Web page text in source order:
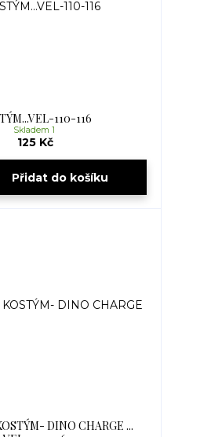
110-116
125 Kč
Skladem 1
Přidat do košíku
DINO CHARGE ...